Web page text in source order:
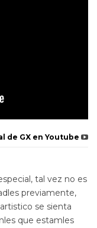
de GX en Youtube
tal vez no es
previamente,
se sienta
que estamles